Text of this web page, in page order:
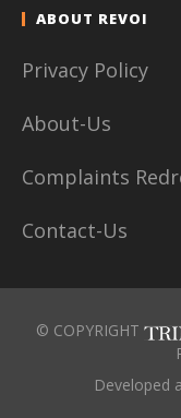
ABOUT REVOI
Privacy Policy
About-Us
Complaints
Contact-Us
© COPYRIGHT
Developed